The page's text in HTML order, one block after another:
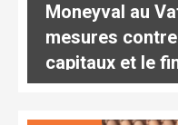
Moneyval au
mesures
capitaux et le
terrorisme »